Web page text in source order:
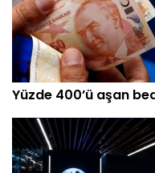
Yüzde 400’ü aşan